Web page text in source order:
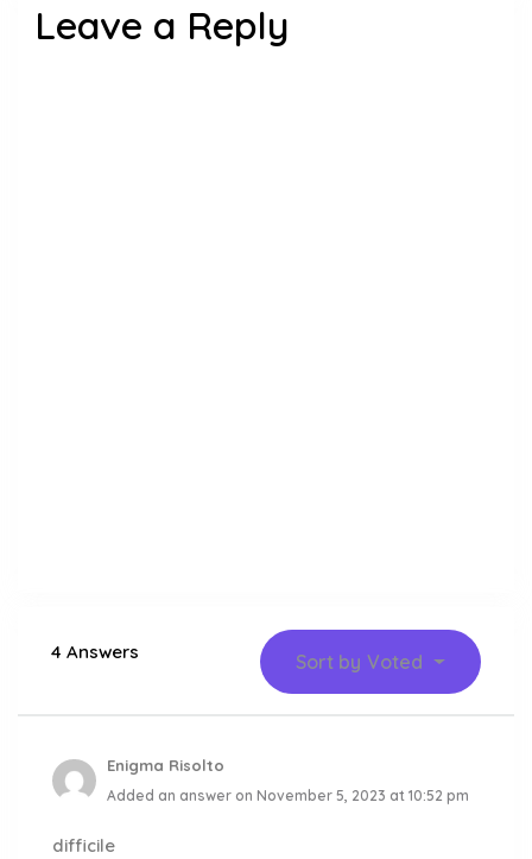
Leave a Reply
4 Answers Sort by Voted
Enigma Risolto
Added an answer on November 5, 2023 at 10:52 pm
difficile